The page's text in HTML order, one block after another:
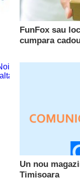
FunFox sau
cumpara
Un nou
Timisoara